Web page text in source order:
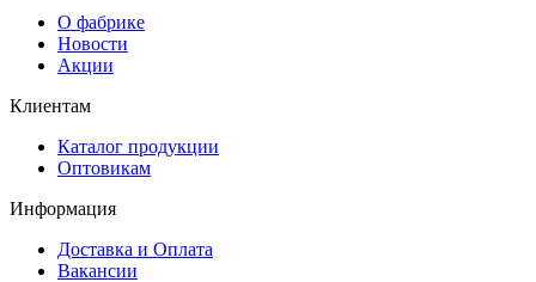
О фабрике
Новости
Акции
Клиентам
Каталог продукции
Оптовикам
Информация
Доставка и Оплата
Вакансии